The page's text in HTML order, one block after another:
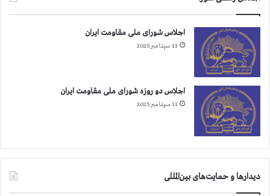
اجلاس شورای ملی مقاومت ایران
11 سپتامبر 2025
اجلاس دو روزه شورای ملی مقاومت ایران
11 سپتامبر 2025
دیدارها و حمایت‌های بین‌المللی